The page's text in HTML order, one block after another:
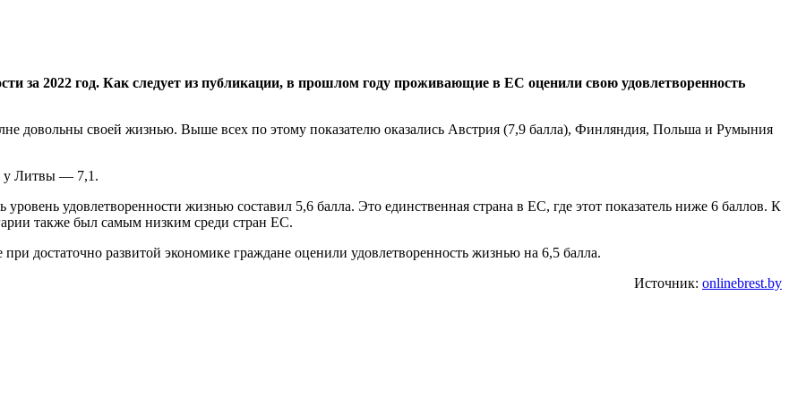
за 2022 год. Как следует из публикации, в прошлом году проживающие в ЕС оценили свою удовлетворенность
довольны своей жизнью. Выше всех по этому показателю оказались Австрия (7,9 балла), Финляндия, Польша и Румыния
у Литвы — 7,1.
удовлетворенности жизнью составил 5,6 балла. Это единственная страна в ЕС, где этот показатель ниже 6 баллов. К
также был самым низким среди стран ЕС.
достаточно развитой экономике граждане оценили удовлетворенность жизнью на 6,5 балла.
Источник: onlinebrest.by